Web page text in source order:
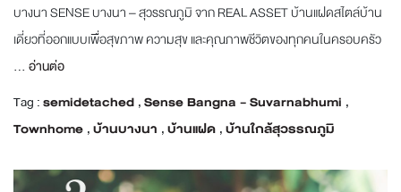
บางนา SENSE บางนา – สุวรรณภูมิ จาก REAL ASSET บ้านแฝดสไตล์บ้าน
เดี่ยวที่ออกแบบเพื่อสุขภาพ ความสุข และคุณภาพชีวิตของทุกคนในครอบครัว
... อ่านต่อ
Tag :semidetached ,Sense Bangna - Suvarnabhumi ,
Townhome ,บ้านบางนา ,บ้านแฝด ,บ้านใกล้สุวรรณภูมิ